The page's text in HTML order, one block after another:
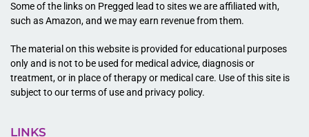
Some of the links on Pregged lead to sites we are affiliated with,
such as Amazon, and we may earn revenue from them.
The material on this website is provided for educational purposes
only and is not to be used for medical advice, diagnosis or
treatment, or in place of therapy or medical care. Use of this site is
subject to our terms of use and privacy policy.
LINKS